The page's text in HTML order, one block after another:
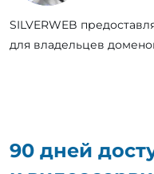
SILVERWEB
для владельцев
90 дней